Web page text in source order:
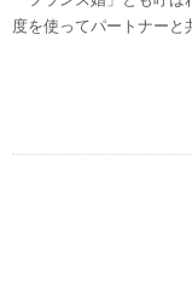
度を使ってパートナーと